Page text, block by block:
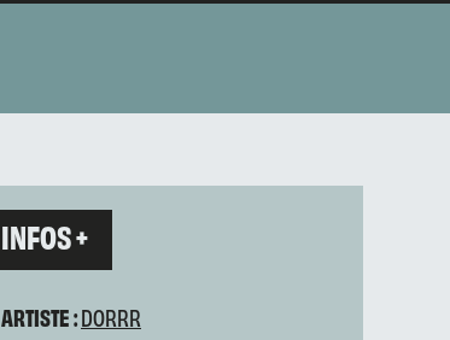
INFOS +
ARTISTE :DORRR